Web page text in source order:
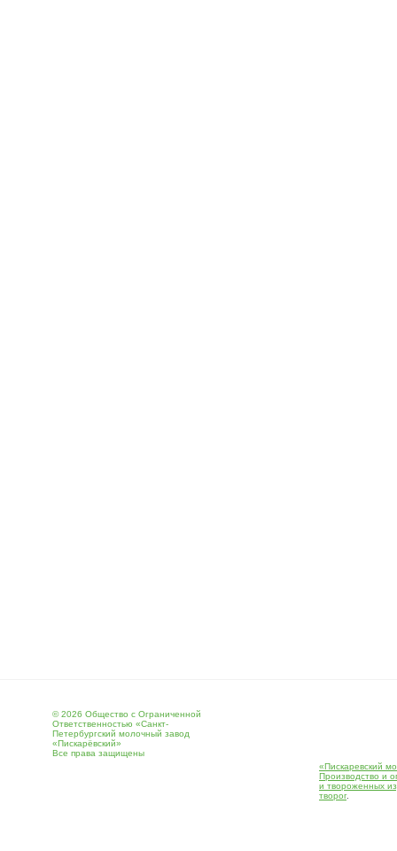
© 2026 Общество с Ограниченной
Ответственностью «Санкт-
Петербургский молочный завод
«Пискарёвский»
Все права защищены
«Пискаревский
Производство и
и твороженных
творог.